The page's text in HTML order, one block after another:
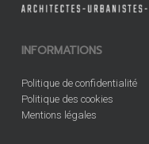
INFORMATIONS
Politique de confidentialité
Politique des cookies
Mentions légales